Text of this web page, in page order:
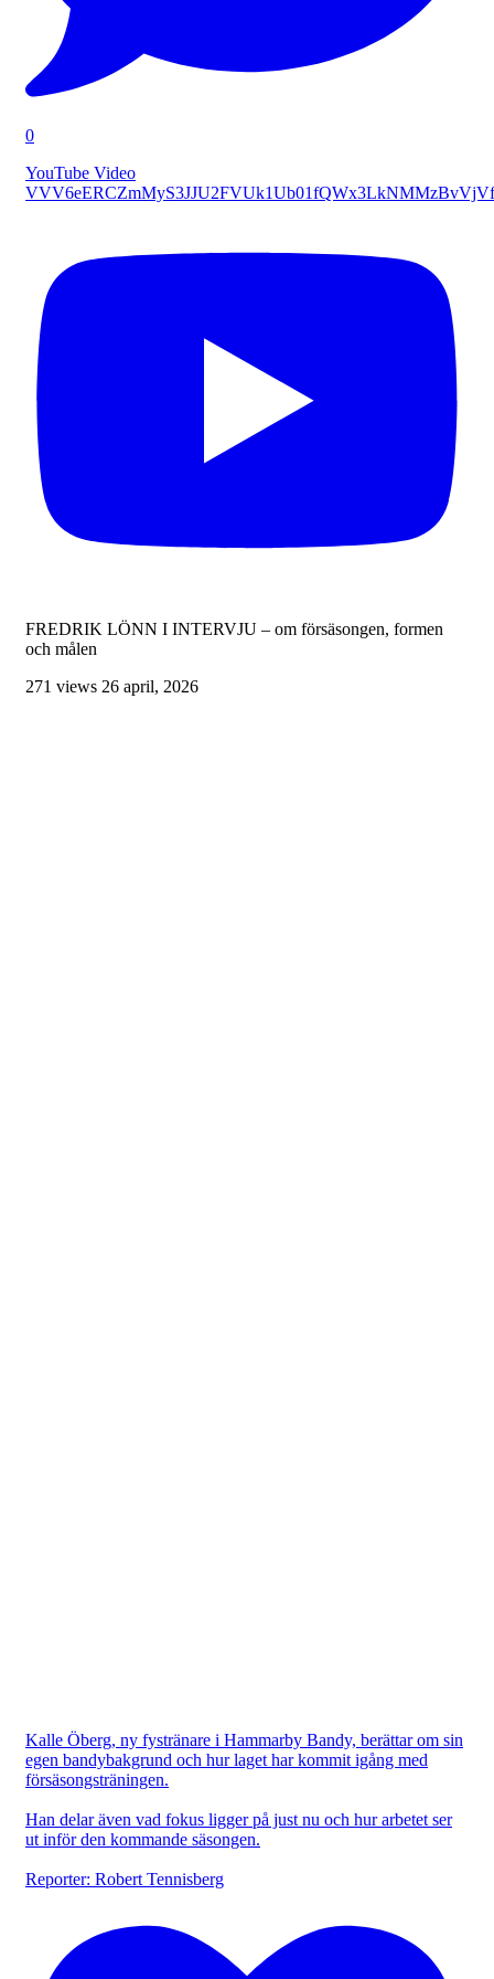
0
YouTube Video
FREDRIK LÖNN I INTERVJU – om försäsongen, formen
och målen
271 views 26 april, 2026
Kalle Öberg, ny fystränare i Hammarby Bandy, berättar om sin
egen bandybakgrund och hur laget har kommit igång med
försäsongsträningen.
Han delar även vad fokus ligger på just nu och hur arbetet ser
ut inför den kommande säsongen.
Reporter: Robert Tennisberg